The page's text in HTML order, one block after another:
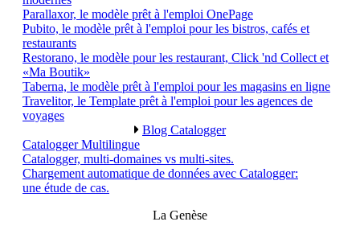
Parallaxor, le modèle prêt à l'emploi OnePage
Pubito, le modèle prêt à l'emploi pour les bistros, cafés et
restaurants
Restorano, le modèle pour les restaurant, Click 'nd Collect et
«Ma Boutik»
Taberna, le modèle prêt à l'emploi pour les magasins en ligne
Travelitor, le Template prêt à l'emploi pour les agences de
voyages
Blog Catalogger
Catalogger Multilingue
Catalogger, multi-domaines vs multi-sites.
Chargement automatique de données avec Catalogger:
une étude de cas.
La Genèse